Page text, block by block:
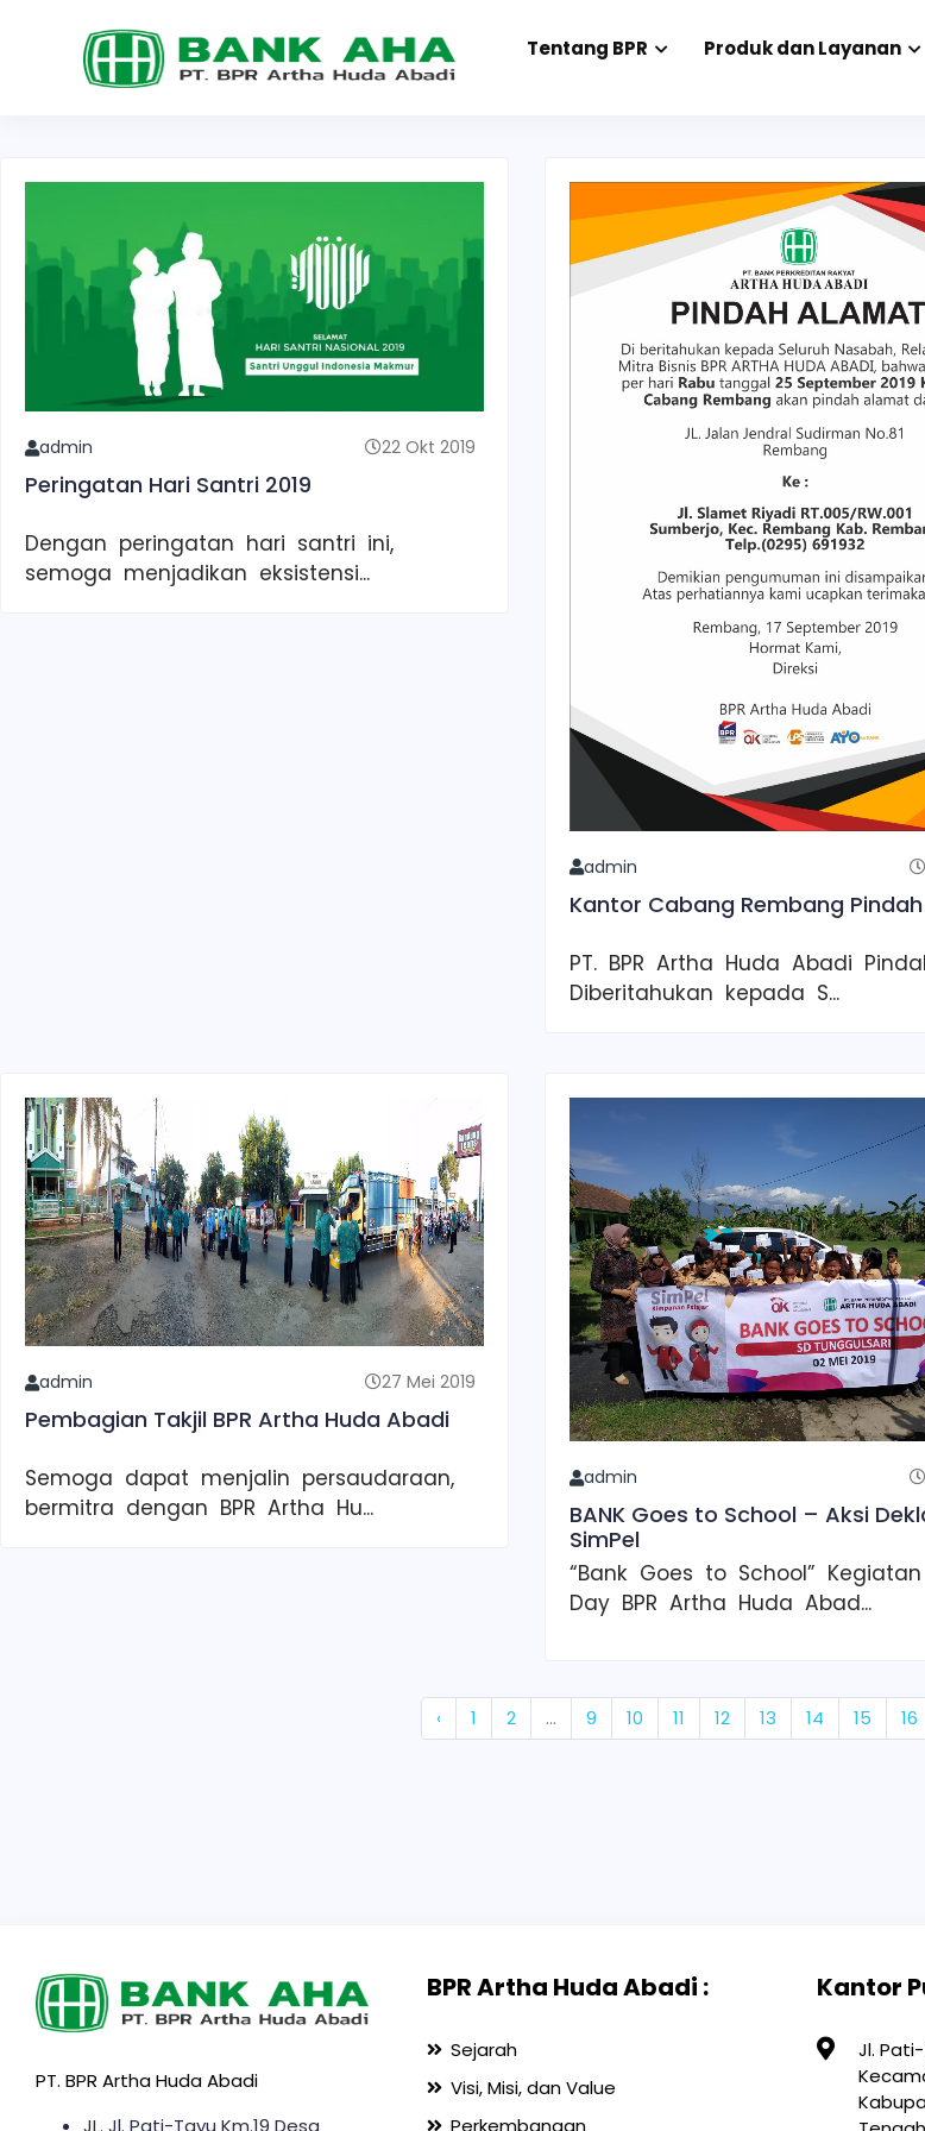
Tentang BPR Produk dan Layanan
Home
Berita
admin 22 Okt 2019
Peringatan Hari Santri 2019
Dengan peringatan hari santri ini,
semoga menjadikan eksistensi...
admin
Kantor Cabang Rembang
PT. BPR Artha Huda Abadi
Diberitahukan kepada S...
admin 27 Mei 2019
Pembagian Takjil BPR Artha Huda Abadi
Semoga dapat menjalin persaudaraan,
bermitra dengan BPR Artha Hu...
admin
BANK Goes to School – Aksi
SimPel
“Bank Goes to School” Kegiatan
Day BPR Artha Huda Abad...
‹ 1 2 ... 9 10 11 12 13 14 15 16
PT. BPR Artha Huda Abadi
JL. Jl. Pati-Tayu Km.19 Desa
BPR Artha Huda Abadi :
Sejarah
Visi, Misi, dan Value
Perkembangan
Kantor
Jl.